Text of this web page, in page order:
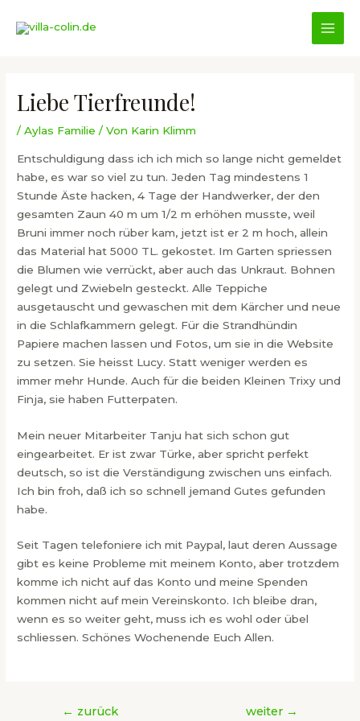
Inhalt
Liebe Tierfreunde!
/Aylas Familie / Von Karin Klimm
Entschuldigung dass ich ich mich so lange nicht gemeldet
habe, es war so viel zu tun. Jeden Tag mindestens 1
Stunde Äste hacken, 4 Tage der Handwerker, der den
gesamten Zaun 40 m um 1/2 m erhöhen musste, weil
Bruni immer noch rüber kam, jetzt ist er 2 m hoch, allein
das Material hat 5000 TL. gekostet. Im Garten spriessen
die Blumen wie verrückt, aber auch das Unkraut. Bohnen
gelegt und Zwiebeln gesteckt. Alle Teppiche
ausgetauscht und gewaschen mit dem Kärcher und neue
in die Schlafkammern gelegt. Für die Strandhündin
Papiere machen lassen und Fotos, um sie in die Website
zu setzen. Sie heisst Lucy. Statt weniger werden es
immer mehr Hunde. Auch für die beiden Kleinen Trixy und
Finja, sie haben Futterpaten.
Mein neuer Mitarbeiter Tanju hat sich schon gut
eingearbeitet. Er ist zwar Türke, aber spricht perfekt
deutsch, so ist die Verständigung zwischen uns einfach.
Ich bin froh, daß ich so schnell jemand Gutes gefunden
habe.
Seit Tagen telefoniere ich mit Paypal, laut deren Aussage
gibt es keine Probleme mit meinem Konto, aber trotzdem
komme ich nicht auf das Konto und meine Spenden
kommen nicht auf mein Vereinskonto. Ich bleibe dran,
wenn es so weiter geht, muss ich es wohl oder übel
schliessen. Schönes Wochenende Euch Allen.
Beitragsnavigation
← zurück weiter →